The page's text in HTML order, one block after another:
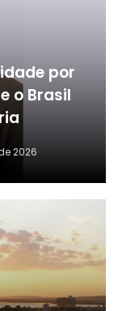
por
o Brasil
2026